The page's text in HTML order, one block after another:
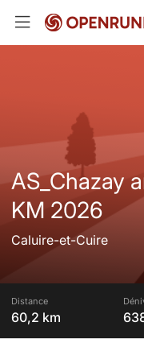
AS_Chazay
KM 2026
Caluire-et-Cuire
Distance
60,2 km